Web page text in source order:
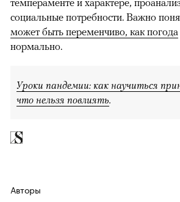
социальные потребности. Важно
может быть переменчиво, как погода
нормально.
Уроки пандемии: как научиться
что нельзя повлиять.
Авторы